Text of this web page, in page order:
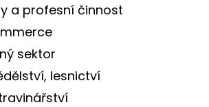
a profesní činnost
sektor
lesnictví